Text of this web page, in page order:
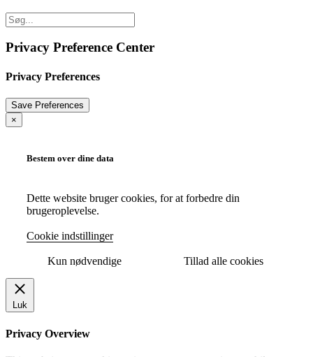
Privacy Preference Center
Privacy Preferences
×
Bestem over dine data
Dette website bruger cookies, for at forbedre din
brugeroplevelse.
Cookie indstillinger
Kun nødvendige Tillad alle cookies
Luk
Privacy Overview